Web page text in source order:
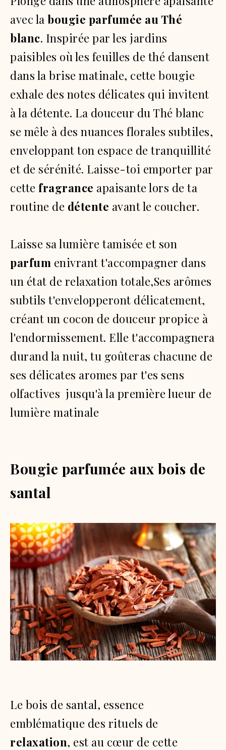
avec la bougie parfumée au Thé
blanc. Inspirée par les jardins
paisibles où les feuilles de thé dansent
dans la brise matinale, cette bougie
exhale des notes délicates qui invitent
à la détente. La douceur du Thé blanc
se mêle à des nuances florales subtiles,
enveloppant ton espace de tranquillité
et de sérénité. Laisse-toi emporter par
cette fragrance apaisante lors de ta
routine de détente avant le coucher.
Laisse sa lumière tamisée et son
parfum enivrant t'accompagner dans
un état de relaxation totale,Ses arômes
subtils t'envelopperont délicatement,
créant un cocon de douceur propice à
l'endormissement. Elle t'accompagnera
durand la nuit, tu goûteras chacune de
ses délicates aromes par t'es sens
olfactives jusqu'à la première lueur de
lumière matinale
Bougie parfumée aux bois de
santal
Le bois de santal, essence
emblématique des rituels de
relaxation, est au cœur de cette